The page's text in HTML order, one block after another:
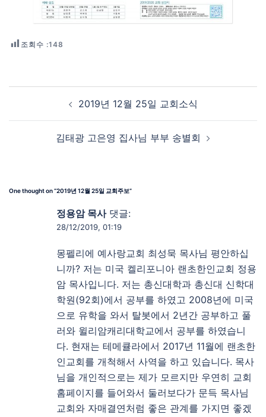
조회수 :148
Post navigation
2019년 12월 25일 교회소식
김태광 고은영 집사님 부부 송별회
One thought on “2019년 12월 25일 교회주보”
정용암 목사 댓글:
28/12/2019, 01:19
몽펠리에 예사랑교회 최성묵 목사님 평안하십
니까? 저는 미국 켈리포니아 랜초한인교회 정용
암 목사입니다. 저는 총신대학과 총신대 신학대
학원(92회)에서 공부를 하였고 2008년에 미국
으로 유학을 와서 탈봇에서 2년간 공부하고 풀
러와 윌리암캐리대학교에서 공부를 하였습니
다. 현재는 테메큘라에서 2017년 11월에 랜초한
인교회를 개척해서 사역을 하고 있습니다. 목사
님을 개인적으로는 제가 모르지만 우연히 교회
홈페이지를 들어와서 둘러보다가 문득 목사님
교회와 자매결연처럼 좋은 관계를 가지면 좋겠